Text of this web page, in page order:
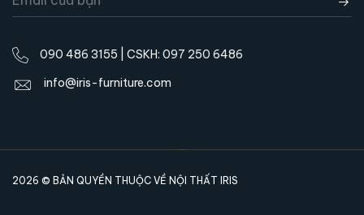
090 486 3155 | CSKH: 097 250 6486
info@iris-furniture.com
2026 © BẢN QUYỀN THUỘC VỀ NỘI THẤT IRIS